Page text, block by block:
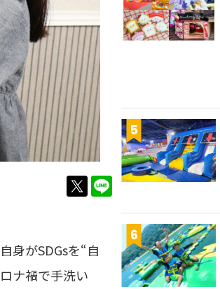
twitterLINE
身がSDGsを“自
ナ禍で手洗い